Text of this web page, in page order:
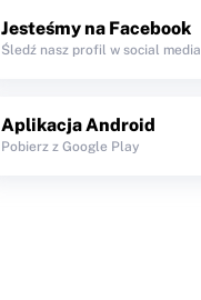
Jesteśmy na Facebook
Śledź nasz profil w social media
Aplikacja Android
Pobierz z Google Play